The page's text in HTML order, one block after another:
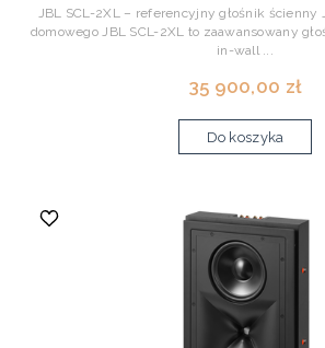
JBL SCL-2XL – referencyjny głośnik ścienny
domowego JBL SCL-2XL to zaawansowany
in-wall ...
35 900,00 zł
Do koszyka